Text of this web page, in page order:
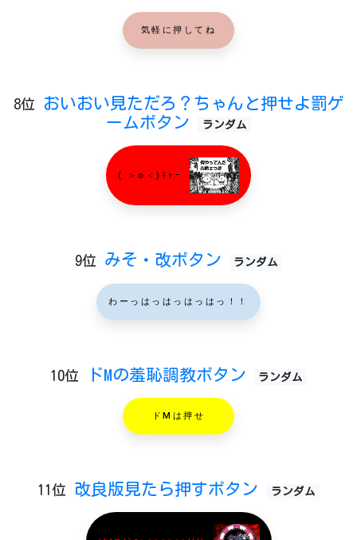
気軽に押してね
8位
おいおい見ただろ？ちゃんと押せよ罰ゲ
ームボタン
ランダム
( ＞o＜)ｷｬｰ
9位 みそ・改ボタン ランダム
わーっはっはっはっはっ！！
10位 ドMの羞恥調教ボタン ランダム
ドMは押せ
11位 改良版見たら押すボタン ランダム